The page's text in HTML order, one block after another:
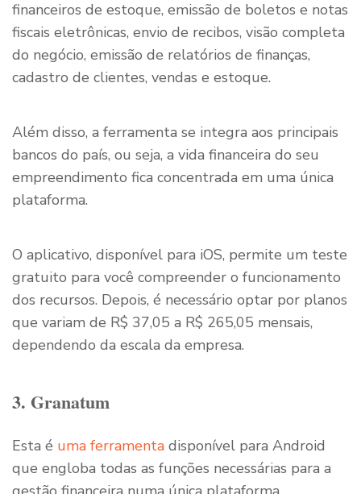
financeiros de estoque, emissão de boletos e notas
fiscais eletrônicas, envio de recibos, visão completa
do negócio, emissão de relatórios de finanças,
cadastro de clientes, vendas e estoque.
Além disso, a ferramenta se integra aos principais
bancos do país, ou seja, a vida financeira do seu
empreendimento fica concentrada em uma única
plataforma.
O aplicativo, disponível para iOS, permite um teste
gratuito para você compreender o funcionamento
dos recursos. Depois, é necessário optar por planos
que variam de R$ 37,05 a R$ 265,05 mensais,
dependendo da escala da empresa.
3. Granatum
Esta é uma ferramenta disponível para Android
que engloba todas as funções necessárias para a